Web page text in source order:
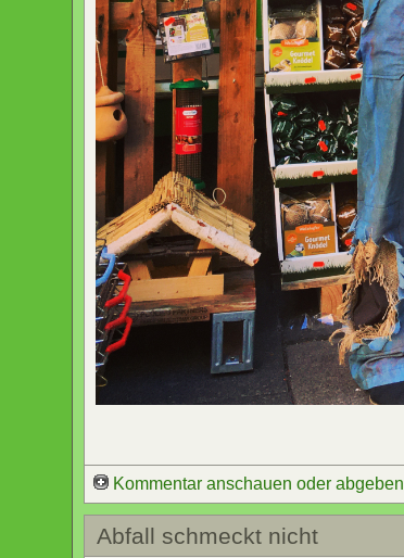
Kommentar anschauen oder abgeben
Abfall schmeckt nicht